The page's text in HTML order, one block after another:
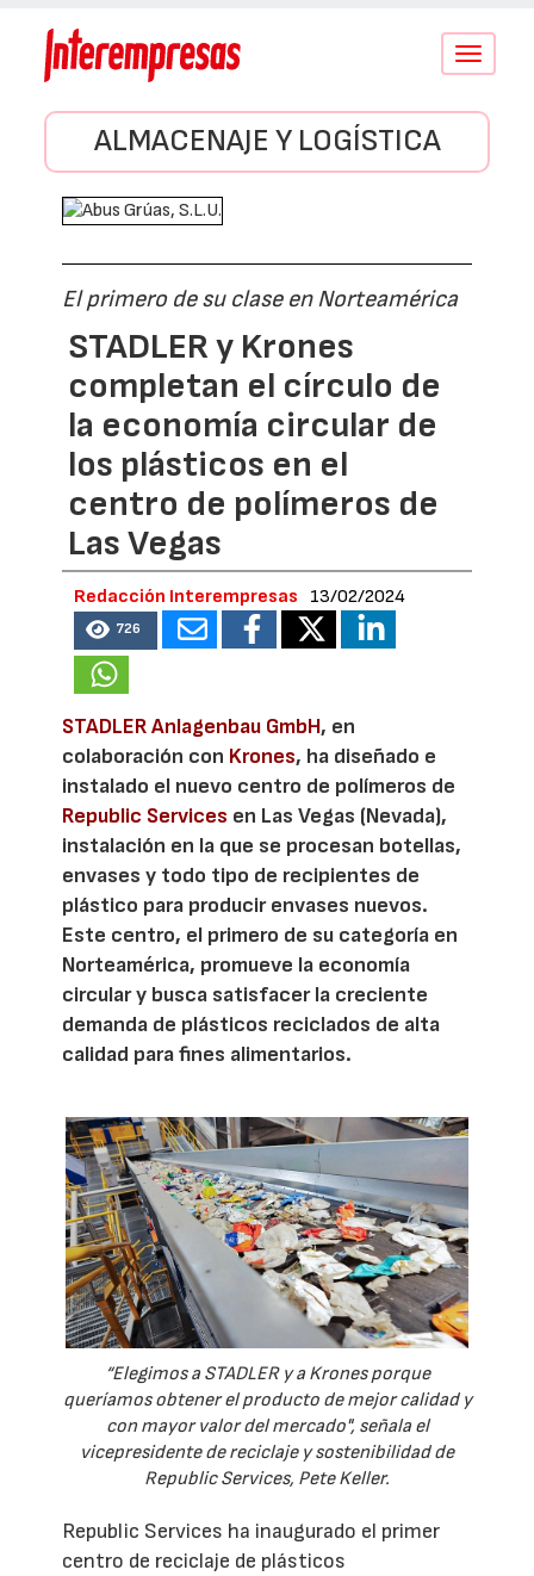
Conmutar
ALMACENAJE Y LOGÍSTICA
El primero de su clase en Norteamérica
STADLER y Krones
completan el círculo de
la economía circular de
los plásticos en el
centro de polímeros de
Las Vegas
Redacción Interempresas 13/02/2024
726
STADLER Anlagenbau GmbH, en
colaboración con Krones, ha diseñado e
instalado el nuevo centro de polímeros de
Republic Services en Las Vegas (Nevada),
instalación en la que se procesan botellas,
envases y todo tipo de recipientes de
plástico para producir envases nuevos.
Este centro, el primero de su categoría en
Norteamérica, promueve la economía
circular y busca satisfacer la creciente
demanda de plásticos reciclados de alta
calidad para fines alimentarios.
“Elegimos a STADLER y a Krones porque
queríamos obtener el producto de mejor calidad y
con mayor valor del mercado", señala el
vicepresidente de reciclaje y sostenibilidad de
Republic Services, Pete Keller.
Republic Services ha inaugurado el primer
centro de reciclaje de plásticos